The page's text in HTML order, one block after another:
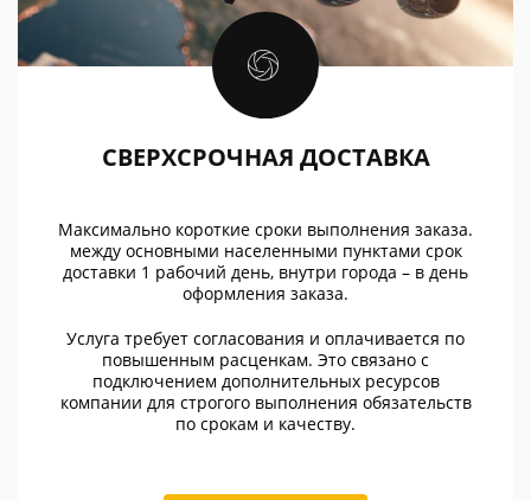
СВЕРХСРОЧНАЯ ДОСТАВКА
Максимально короткие сроки выполнения заказа.
между основными населенными пунктами срок
доставки 1 рабочий день, внутри города – в день
оформления заказа.
Услуга требует согласования и оплачивается по
повышенным расценкам. Это связано с
подключением дополнительных ресурсов
компании для строгого выполнения обязательств
по срокам и качеству.